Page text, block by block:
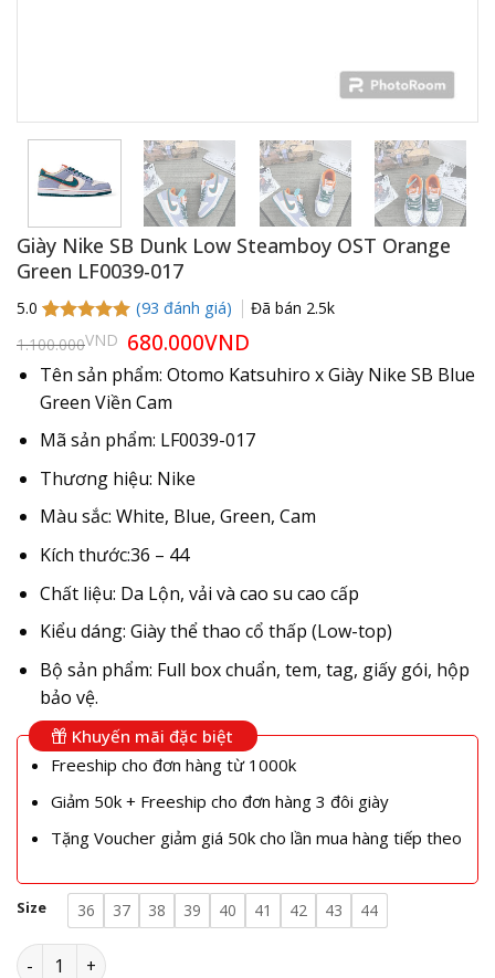
Giày Nike SB Dunk Low Steamboy OST Orange
Green LF0039-017
5.0
5.0trên 5
dựa trên
93
đánh giá
(93 đánh giá) Đã bán 2.5k
1.100.000VND Giá
gốc
là:
1.100.000VND.
680.000VND
tại
là:
Tên sản phẩm: Otomo Katsuhiro x Giày Nike SB Blue
Green Viền Cam
Mã sản phẩm: LF0039-017
Thương hiệu: Nike
Màu sắc: White, Blue, Green, Cam
Kích thước:36 – 44
Chất liệu: Da Lộn, vải và cao su cao cấp
Kiểu dáng: Giày thể thao cổ thấp (Low-top)
Bộ sản phẩm: Full box chuẩn, tem, tag, giấy gói, hộp
bảo vệ.
Khuyến mãi đặc biệt
Freeship cho đơn hàng từ 1000k
Giảm 50k + Freeship cho đơn hàng 3 đôi giày
Tặng Voucher giảm giá 50k cho lần mua hàng tiếp theo
Size 36 37 38 39 40 41 42 43 44
Giày Nike SB Dunk Low Steamboy OST Orange Green